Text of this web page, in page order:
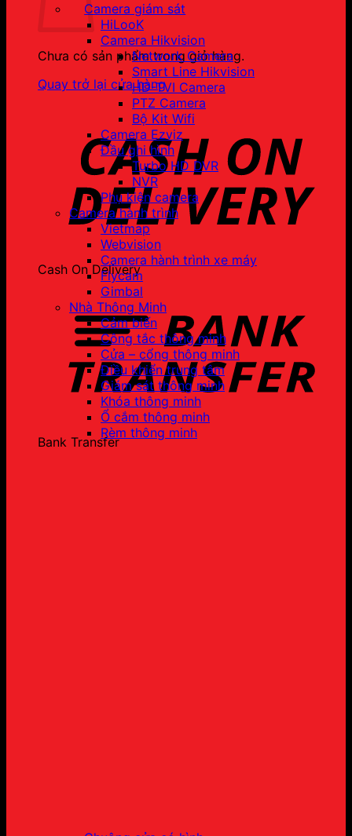
Chưa có sản phẩm trong giỏ hàng.
Quay trở lại cửa hàng
Cash On Delivery
Bank Transfer
Camera giám sát
HiLooK
Camera Hikvision
Network Camera
Smart Line Hikvision
HD-TVI Camera
PTZ Camera
Bộ Kit Wifi
Camera Ezviz
Đầu ghi hình
Turbo HD DVR
NVR
Phụ kiện camera
Camera hành trình
Vietmap
Webvision
Camera hành trình xe máy
Flycam
Gimbal
Nhà Thông Minh
Cảm biến
Công tắc thông minh
Cửa – cổng thông minh
Điều khiển trung tâm
Giám sát thông minh
Khóa thông minh
Ổ cắm thông minh
Rèm thông minh